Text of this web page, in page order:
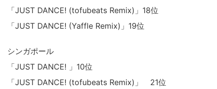
「JUST DANCE! (tofubeats Remix)」18位
「JUST DANCE! (Yaffle Remix)」19位
シンガポール
「JUST DANCE! 」10位
「JUST DANCE! (tofubeats Remix)」 21位